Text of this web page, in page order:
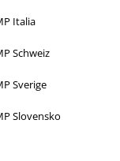
Italia
Schweiz
Sverige
Slovensko